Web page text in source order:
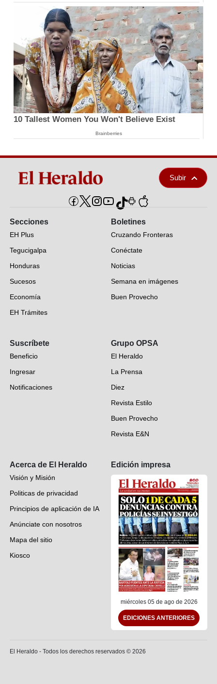
10 Tallest Women You Won't Believe Exist
Brainberries
Subir
Secciones
EH Plus
Tegucigalpa
Honduras
Sucesos
Economía
EH Trámites
EH Verifica
Fotogalerías
Deportes
Videos
Boletines
Cruzando Fronteras
Conéctate
Noticias
Semana en imágenes
Buen Provecho
Suscríbete
Beneficio
Ingresar
Notificaciones
Grupo OPSA
El Heraldo
La Prensa
Diez
Revista Estilo
Buen Provecho
Revista E&N
Acerca de El Heraldo
Visión y Misión
Politicas de privacidad
Principios de aplicación de IA
Anúnciate con nosotros
Mapa del sitio
Kiosco
Edición impresa
miércoles 05 de ago de 2026
EDICIONES ANTERIORES
El Heraldo - Todos los derechos reservados © 2026